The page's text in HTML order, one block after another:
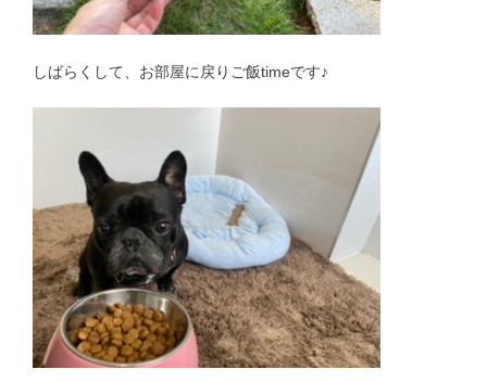
しばらくして、お部屋に戻りご飯timeです♪